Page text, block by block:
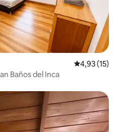
Gemiddelde
4,93 (15)
Baños del Inca